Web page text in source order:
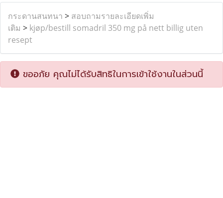
กระดานสนทนา > สอบถามรายละเอียดเพิ่ม
เติม > kjøp/bestill somadril 350 mg på nett billig uten
resept
ขออภัย คุณไม่ได้รับสิทธิในการเข้าใช้งานในส่วนนี้